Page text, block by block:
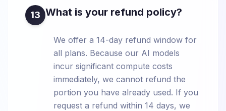
13 What is your refund policy?
We offer a 14-day refund window for
all plans. Because our AI models
incur significant compute costs
immediately, we cannot refund the
portion you have already used. If you
request a refund within 14 days, we